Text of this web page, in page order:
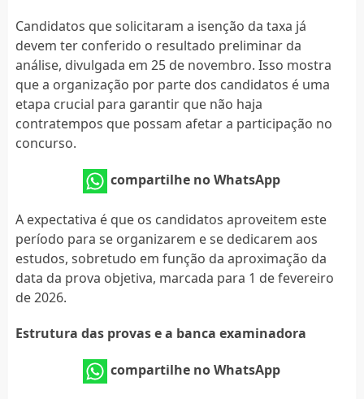
Candidatos que solicitaram a isenção da taxa já
devem ter conferido o resultado preliminar da
análise, divulgada em 25 de novembro. Isso mostra
que a organização por parte dos candidatos é uma
etapa crucial para garantir que não haja
contratempos que possam afetar a participação no
concurso.
compartilhe no WhatsApp
A expectativa é que os candidatos aproveitem este
período para se organizarem e se dedicarem aos
estudos, sobretudo em função da aproximação da
data da prova objetiva, marcada para 1 de fevereiro
de 2026.
Estrutura das provas e a banca examinadora
compartilhe no WhatsApp